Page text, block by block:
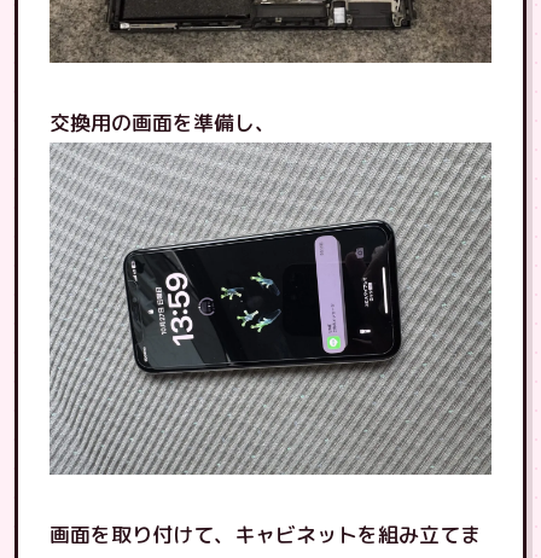
交換用の画面を準備し、
画面を取り付けて、キャビネットを組み立てま